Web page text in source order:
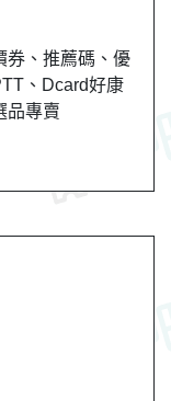
券、推薦碼、優
、Dcard好康
品專賣